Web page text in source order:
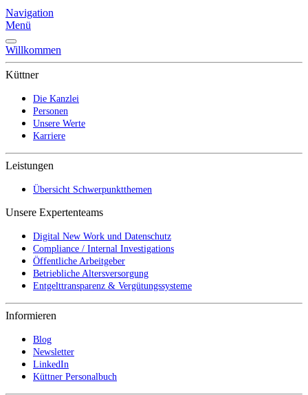
Navigation
Menü
Willkommen
Küttner
Die Kanzlei
Personen
Unsere Werte
Karriere
Leistungen
Übersicht Schwerpunktthemen
Unsere Expertenteams
Digital New Work und Datenschutz
Compliance / Internal Investigations
Öffentliche Arbeitgeber
Betriebliche Altersversorgung
Entgelttransparenz & Vergütungssysteme
Informieren
Blog
Newsletter
LinkedIn
Küttner Personalbuch